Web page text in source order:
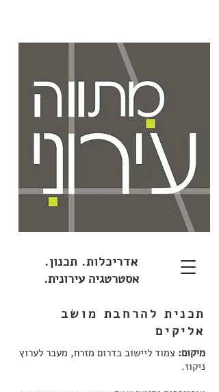
אדריכלות. תכנון.
אסטרטגיה עירונית.
תכנית להרחבת מושב
אליקים
מיקום: צמוד ליישוב בדרום מזרח, מעבר לערוץ
ניקוז.